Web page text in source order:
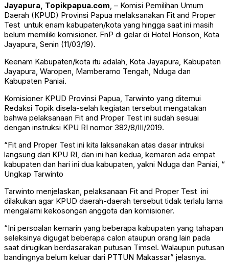
Jayapura, Topikpapua.com, – Komisi Pemilihan Umum
Daerah (KPUD) Provinsi Papua melaksanakan Fit and Proper
Test untuk enam kabupaten/kota yang hingga saat ini masih
belum memiliki komisioner. FnP di gelar di Hotel Horison, Kota
Jayapura, Senin (11/03/19).
Keenam Kabupaten/kota itu adalah, Kota Jayapura, Kabupaten
Jayapura, Waropen, Mamberamo Tengah, Nduga dan
Kabupaten Paniai.
Komisioner KPUD Provinsi Papua, Tarwinto yang ditemui
Redaksi Topik disela-selah kegiatan tersebut mengatakan
bahwa pelaksanaan Fit and Proper Test ini sudah sesuai
dengan instruksi KPU RI nomor 382/8/III/2019.
“Fit and Proper Test ini kita laksanakan atas dasar intruksi
langsung dari KPU RI, dan ini hari kedua, kemaren ada empat
kabupaten dan hari ini dua kabupaten, yakni Nduga dan Paniai, “
Ungkap Tarwinto
Tarwinto menjelaskan, pelaksanaan Fit and Proper Test ini
dilakukan agar KPUD daerah-daerah tersebut tidak terlalu lama
mengalami kekosongan anggota dan komisioner.
“Ini persoalan kemarin yang beberapa kabupaten yang tahapan
seleksinya digugat beberapa calon ataupun orang lain pada
saat dirugikan berdasarakan putusan Timsel. Walaupun putusan
bandingnya belum keluar dari PTTUN Makassar” jelasnya.